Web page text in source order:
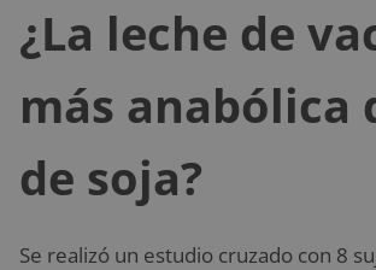
¿La leche de
más anabólica
de soja?
Se realizó un estudio cruzado con 8